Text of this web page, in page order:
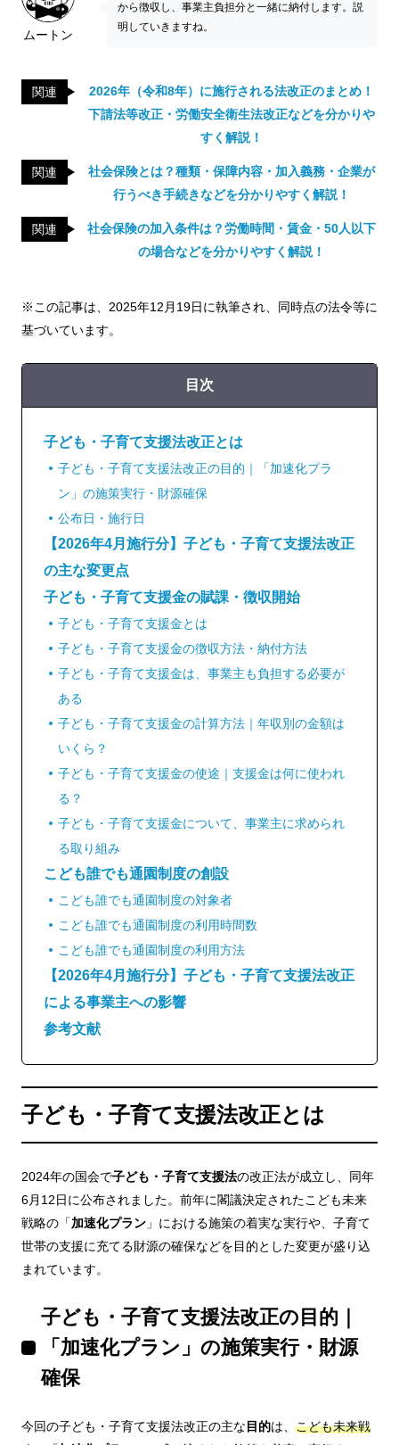
ムートン
から徴収し、事業主負担分と一緒に納付します。説
明していきますね。
関連
2026年（令和8年）に施行される法改正のまとめ！
下請法等改正・労働安全衛生法改正などを分かりや
すく解説！
関連
社会保険とは？種類・保障内容・加入義務・企業が
行うべき手続きなどを分かりやすく解説！
関連
社会保険の加入条件は？労働時間・賃金・50人以下
の場合などを分かりやすく解説！
※この記事は、2025年12月19日に執筆され、同時点の法令等に
基づいています。
目次
子ども・子育て支援法改正とは
子ども・子育て支援法改正の目的｜「加速化プラ
ン」の施策実行・財源確保
公布日・施行日
【2026年4月施行分】子ども・子育て支援法改正
の主な変更点
子ども・子育て支援金の賦課・徴収開始
子ども・子育て支援金とは
子ども・子育て支援金の徴収方法・納付方法
子ども・子育て支援金は、事業主も負担する必要が
ある
子ども・子育て支援金の計算方法｜年収別の金額は
いくら？
子ども・子育て支援金の使途｜支援金は何に使われ
る？
子ども・子育て支援金について、事業主に求められ
る取り組み
こども誰でも通園制度の創設
こども誰でも通園制度の対象者
こども誰でも通園制度の利用時間数
こども誰でも通園制度の利用方法
【2026年4月施行分】子ども・子育て支援法改正
による事業主への影響
参考文献
子ども・子育て支援法改正とは
2024年の国会で子ども・子育て支援法の改正法が成立し、同年
6月12日に公布されました。前年に閣議決定されたこども未来
戦略の「加速化プラン 」における施策の着実な実行や、子育て
世帯の支援に充てる財源の確保などを目的とした変更が盛り込
まれています。
子ども・子育て支援法改正の目的｜
「加速化プラン」の施策実行・財源
確保
今回の子ども・子育て支援法改正の主な 目的は、 こども未来戦